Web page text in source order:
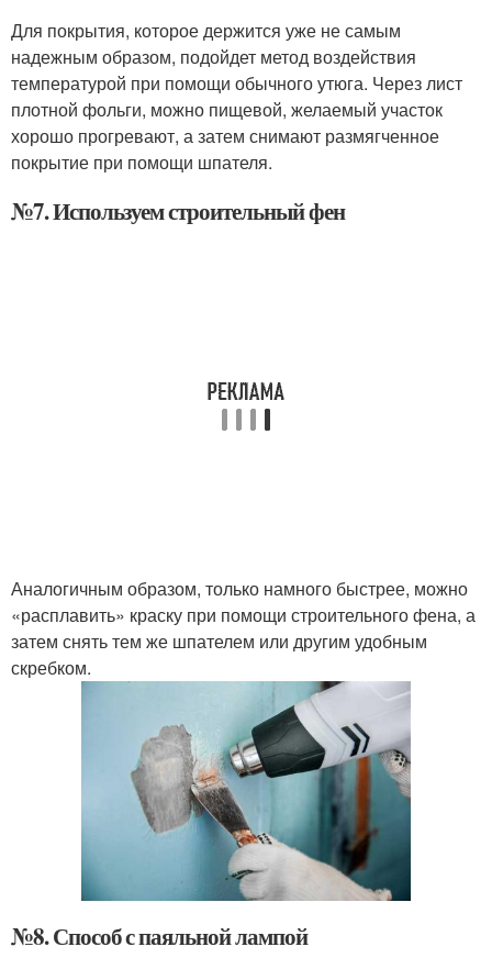
Для покрытия, которое держится уже не самым
надежным образом, подойдет метод воздействия
температурой при помощи обычного утюга. Через лист
плотной фольги, можно пищевой, желаемый участок
хорошо прогревают, а затем снимают размягченное
покрытие при помощи шпателя.
№7. Используем строительный фен
Аналогичным образом, только намного быстрее, можно
«расплавить» краску при помощи строительного фена, а
затем снять тем же шпателем или другим удобным
скребком.
№8. Способ с паяльной лампой